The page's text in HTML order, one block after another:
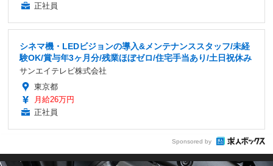
正社員
シネマ機・LEDビジョンの導入&メンテナンススタッフ/未経
験OK/賞与年3ヶ月分/残業ほぼゼロ/住宅手当あり/土日祝休み
サンエイテレビ株式会社
東京都
月給26万円
正社員
Sponsored by